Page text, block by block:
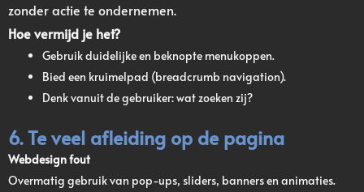
zonder actie te ondernemen.
Hoe vermijd je het?
Gebruik duidelijke en beknopte menukoppen.
Bied een kruimelpad (breadcrumb navigation).
Denk vanuit de gebruiker: wat zoeken zij?
6. Te veel afleiding op de pagina
Webdesign fout
Overmatig gebruik van pop-ups, sliders, banners en animaties.